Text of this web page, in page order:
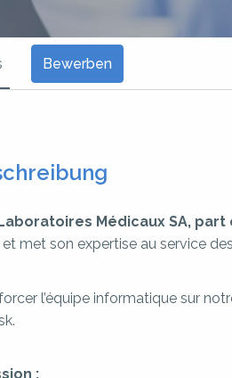
Bewerben
Médicaux SA,
met son expertise au service
l’équipe informatique sur
: